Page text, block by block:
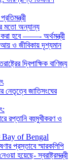
মতো অন্যান্য
করা হবে ——- অর্থমন্ত্রী
আয় ও জীবিকায় দৃশ্যমান
দ্বিপাক্ষিক বাণিজ্য
নেতৃত্বে জাতিসংঘের
রপ্তানি বহুমুখীকরণ ও
Bay of Bengal
প্রস্তাবে স্মারকলিপি
হয়েছে- স্বরাষ্ট্রমন্ত্রী